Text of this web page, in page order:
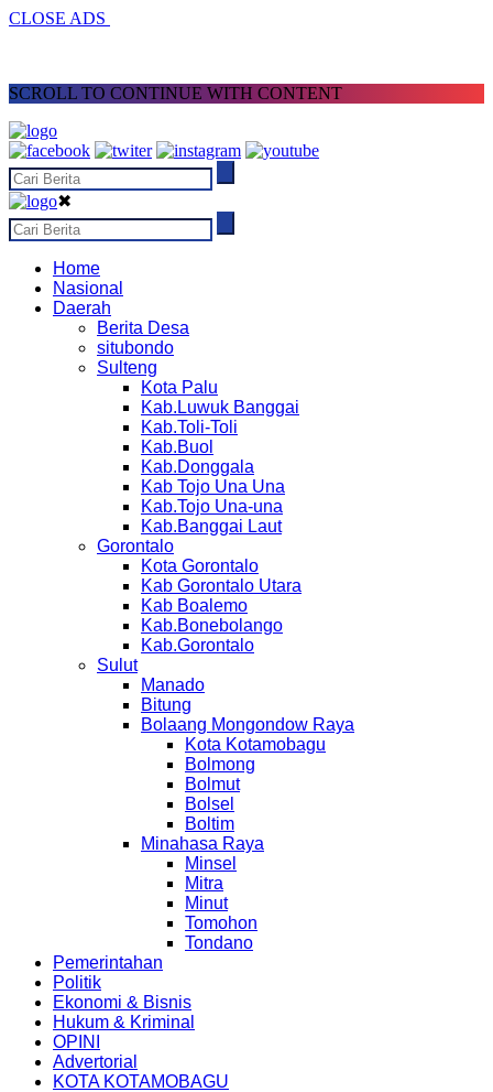
CLOSE ADS
SCROLL TO CONTINUE WITH CONTENT
✖
Home
Nasional
Daerah
Berita Desa
situbondo
Sulteng
Kota Palu
Kab.Luwuk Banggai
Kab.Toli-Toli
Kab.Buol
Kab.Donggala
Kab Tojo Una Una
Kab.Tojo Una-una
Kab.Banggai Laut
Gorontalo
Kota Gorontalo
Kab Gorontalo Utara
Kab Boalemo
Kab.Bonebolango
Kab.Gorontalo
Sulut
Manado
Bitung
Bolaang Mongondow Raya
Kota Kotamobagu
Bolmong
Bolmut
Bolsel
Boltim
Minahasa Raya
Minsel
Mitra
Minut
Tomohon
Tondano
Pemerintahan
Politik
Ekonomi & Bisnis
Hukum & Kriminal
OPINI
Advertorial
KOTA KOTAMOBAGU